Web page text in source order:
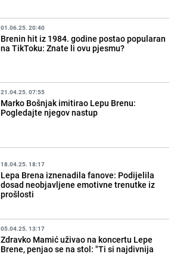
01.06.25. 20:40
Brenin hit iz 1984. godine postao popularan
na TikToku: Znate li ovu pjesmu?
21.04.25. 07:55
Marko Bošnjak imitirao Lepu Brenu:
Pogledajte njegov nastup
18.04.25. 18:17
Lepa Brena iznenadila fanove: Podijelila
dosad neobjavljene emotivne trenutke iz
prošlosti
05.04.25. 13:17
Zdravko Mamić uživao na koncertu Lepe
Brene, penjao se na stol: "Ti si najdivnija